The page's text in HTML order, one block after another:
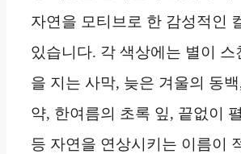
자연을 모티브로 한 감성적인
있습니다. 각 색상에는 별이 스
을 지는 사막, 늦은 겨울의 동
약, 한여름의 초록 잎, 끝없이
등 자연을 연상시키는 이름이